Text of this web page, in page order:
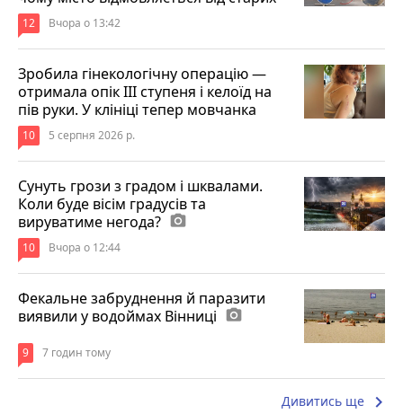
12 Вчора о 13:42
Зробила гінекологічну операцію —
отримала опік ІІІ ступеня і келоїд на
пів руки. У клініці тепер мовчанка
10 5 серпня 2026 р.
Сунуть грози з градом і шквалами.
Коли буде вісім градусів та
вируватиме негода? photo_camera
10 Вчора о 12:44
Фекальне забруднення й паразити
виявили у водоймах Вінниці photo_camera
9 7 годин тому
Дивитись ще keyboard_arrow_right